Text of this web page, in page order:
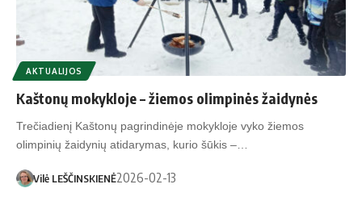
AKTUALIJOS
Kaštonų mokykloje – žiemos olimpinės žaidynės
Trečiadienį Kaštonų pagrindinėje mokykloje vyko žiemos
olimpinių žaidynių atidarymas, kurio šūkis –…
Vilė LEŠČINSKIENĖ2026-02-13